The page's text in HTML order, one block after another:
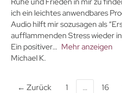
ich ein leichtes anwendbares
Audio hilft mir sozusagen als
aufflammenden Stress wieder
Ein positiver
Mehr anzeigen
Michael K.
← Zurück 1 … 16